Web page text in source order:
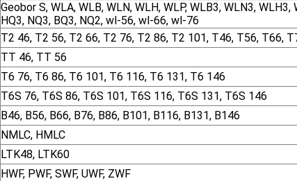
Geobor S, WLA, WLB, WLN, WLH, WLP, WLB3, WLN3,
HQ3, NQ3, BQ3, NQ2, wl-56, wl-66, wl-76
T2 46, T2 56, T2 66, T2 76, T2 86, T2 101, T46, T56, T66,
TT 46, TT 56
T6 76, T6 86, T6 101, T6 116, T6 131, T6 146
T6S 76, T6S 86, T6S 101, T6S 116, T6S 131, T6S 146
B46, B56, B66, B76, B86, B101, B116, B131, B146
NMLC, HMLC
LTK48, LTK60
HWF, PWF, SWF, UWF, ZWF